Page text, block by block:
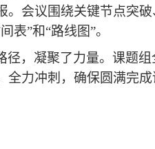
会议围绕关键节点突
表”和“路线图”。
，凝聚了力量。课题
力冲刺，确保圆满完